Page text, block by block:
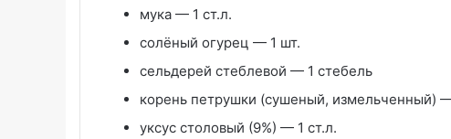
мука — 1 ст.л.
солёный огурец — 1 шт.
сельдерей стеблевой — 1 стебель
корень петрушки (сушеный, измельченный) —
уксус столовый (9%) — 1 ст.л.